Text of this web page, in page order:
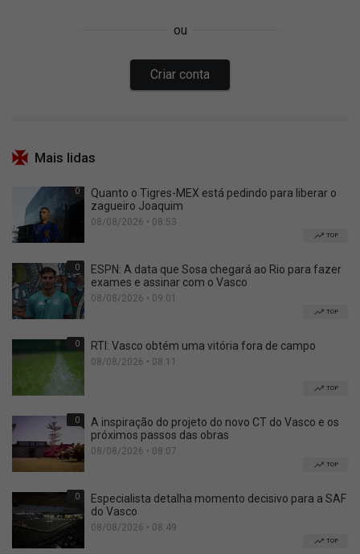
Mais lidas
0
Quanto o Tigres-MEX está pedindo para liberar o
zagueiro Joaquim
08/08/2026 • 08:53
TOP
0
ESPN: A data que Sosa chegará ao Rio para fazer
exames e assinar com o Vasco
08/08/2026 • 09:01
TOP
0 RTI: Vasco obtém uma vitória fora de campo
08/08/2026 • 08:11
TOP
0
A inspiração do projeto do novo CT do Vasco e os
próximos passos das obras
08/08/2026 • 08:07
TOP
0
Especialista detalha momento decisivo para a SAF
do Vasco
08/08/2026 • 08:49
TOP